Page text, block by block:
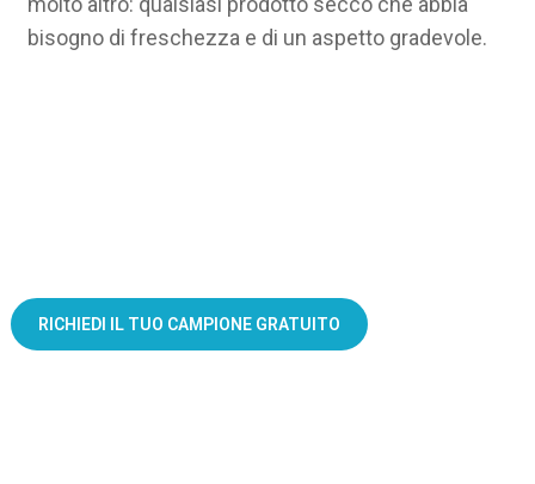
bisogno di freschezza e di un aspetto gradevole.
RICHIEDI IL TUO CAMPIONE GRATUITO